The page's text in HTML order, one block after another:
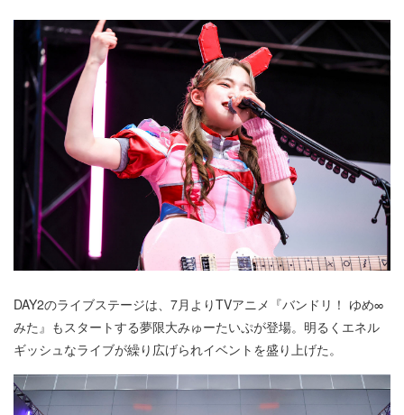
DAY2のライブステージは、7月よりTVアニメ『バンドリ！ ゆめ∞
みた』もスタートする夢限大みゅーたいぷが登場。明るくエネル
ギッシュなライブが繰り広げられイベントを盛り上げた。